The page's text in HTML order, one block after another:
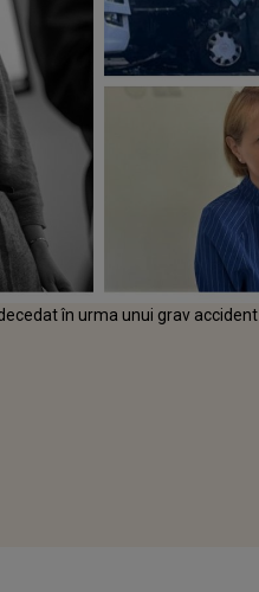
în urma unui grav accident